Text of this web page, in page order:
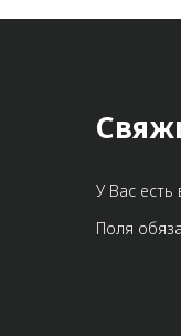
У Вас
Поля